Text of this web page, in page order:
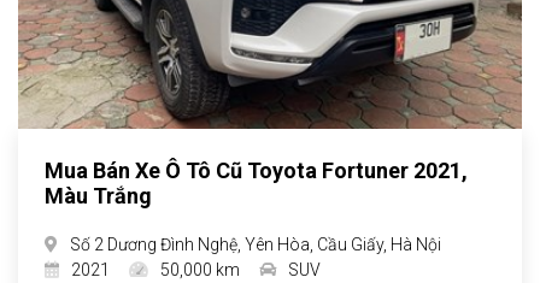
Mua Bán Xe Ô Tô Cũ Toyota Fortuner 2021,
Màu Trắng
Số 2 Dương Đình Nghệ, Yên Hòa, Cầu Giấy, Hà Nội
2021
50,000 km SUV